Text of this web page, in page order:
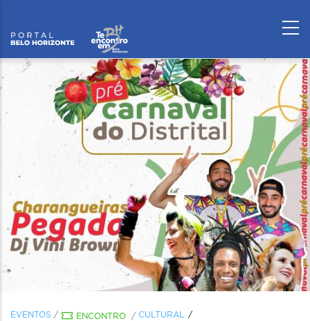
EVENTOS / ENCONTRO / CULTURAL